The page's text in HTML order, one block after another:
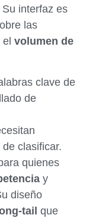
interfaz es
las
volumen de
clave de
de
clasificar.
quienes
y
diseño
tail que